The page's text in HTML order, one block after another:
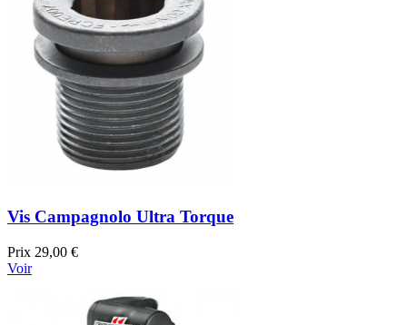
Vis Campagnolo Ultra Torque
Prix 29,00 €
Voir